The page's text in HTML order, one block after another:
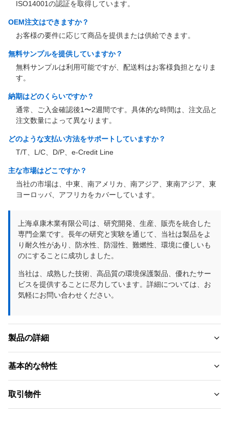
ISO14001の認証を取得しています。
OEM注文はできますか？
お客様の要件に応じて商品を提供または供給できます。
無料サンプルを提供していますか？
無料サンプルは利用可能ですが、配送料はお客様負担となりま
す。
納期はどのくらいですか？
通常、ご入金確認後1〜2週間です。具体的な時間は、注文品と
注文数量によって異なります。
どのような支払い方法をサポートしていますか？
T/T、L/C、D/P、e-Credit Line
主な市場はどこですか？
当社の市場は、中東、南アメリカ、南アジア、東南アジア、東
ヨーロッパ、アフリカをカバーしています。
上海卓康木業有限公司は、研究開発、生産、販売を統合した
専門企業です。長年の研究と実験を通じて、当社は製品をよ
り耐久性があり、防水性、防湿性、難燃性、環境に優しいも
のにすることに成功しました。
当社は、成熟した技術、高品質の環境保護製品、優れたサー
ビスを提供することに尽力しています。詳細については、お
気軽にお問い合わせください。
製品の詳細
Material:
Product Name:
PVC壁パネル、装飾壁パネル
基本的な特性
ブランド名:
取引物件